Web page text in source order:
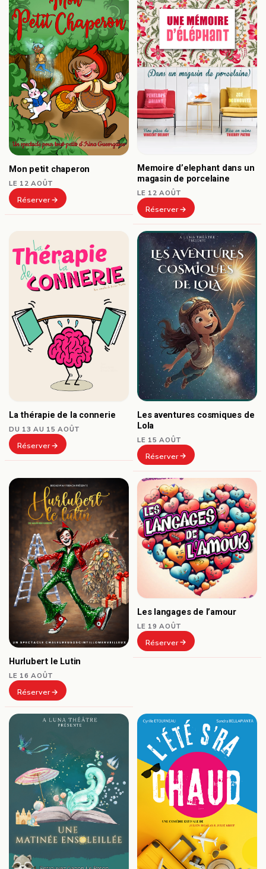
Mon petit chaperon
LE 12 AOÛT
Réserver
Memoire d’elephant dans un
magasin de porcelaine
LE 12 AOÛT
Réserver
La thérapie de la connerie
DU 13 AU 15 AOÛT
Réserver
Les aventures cosmiques de
Lola
LE 15 AOÛT
Réserver
Hurlubert le Lutin
LE 16 AOÛT
Réserver
Les langages de l’amour
LE 19 AOÛT
Réserver